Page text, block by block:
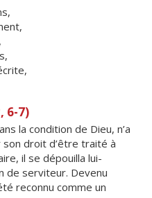
6-7)
la condition de Dieu, n’a
droit d’être traité à
il se dépouilla lui-
de serviteur. Devenu
reconnu comme un